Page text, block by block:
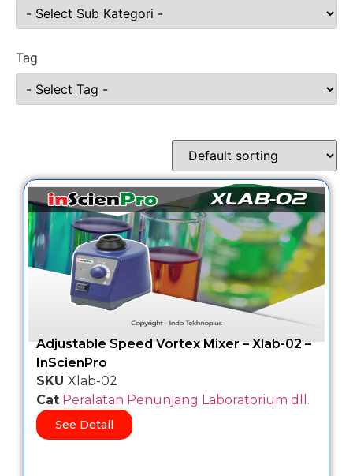
Tag
Adjustable Speed Vortex Mixer – Xlab-02 –
InScienPro
SKU Xlab-02
Cat Peralatan Penunjang Laboratorium dll.
See Detail